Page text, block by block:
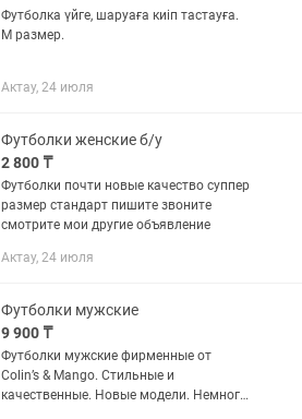
Футболка үйге, шаруаға киіп тастауға.
М размер.
Актау, 24 июля
Футболки женские б/у
2 800 ₸
Футболки почти новые качество суппер
размер стандарт пишите звоните
смотрите мои другие объявление
Актау, 24 июля
Футболки мужские
9 900 ₸
Футболки мужские фирменные от
Colin’s & Mango. Стильные и
качественные. Новые модели. Немного